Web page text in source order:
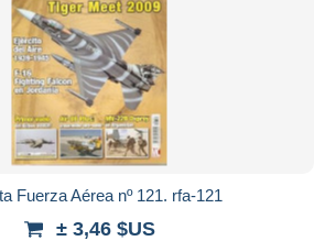
Fuerza Aérea nº 121. rfa-121
± 3,46 $US